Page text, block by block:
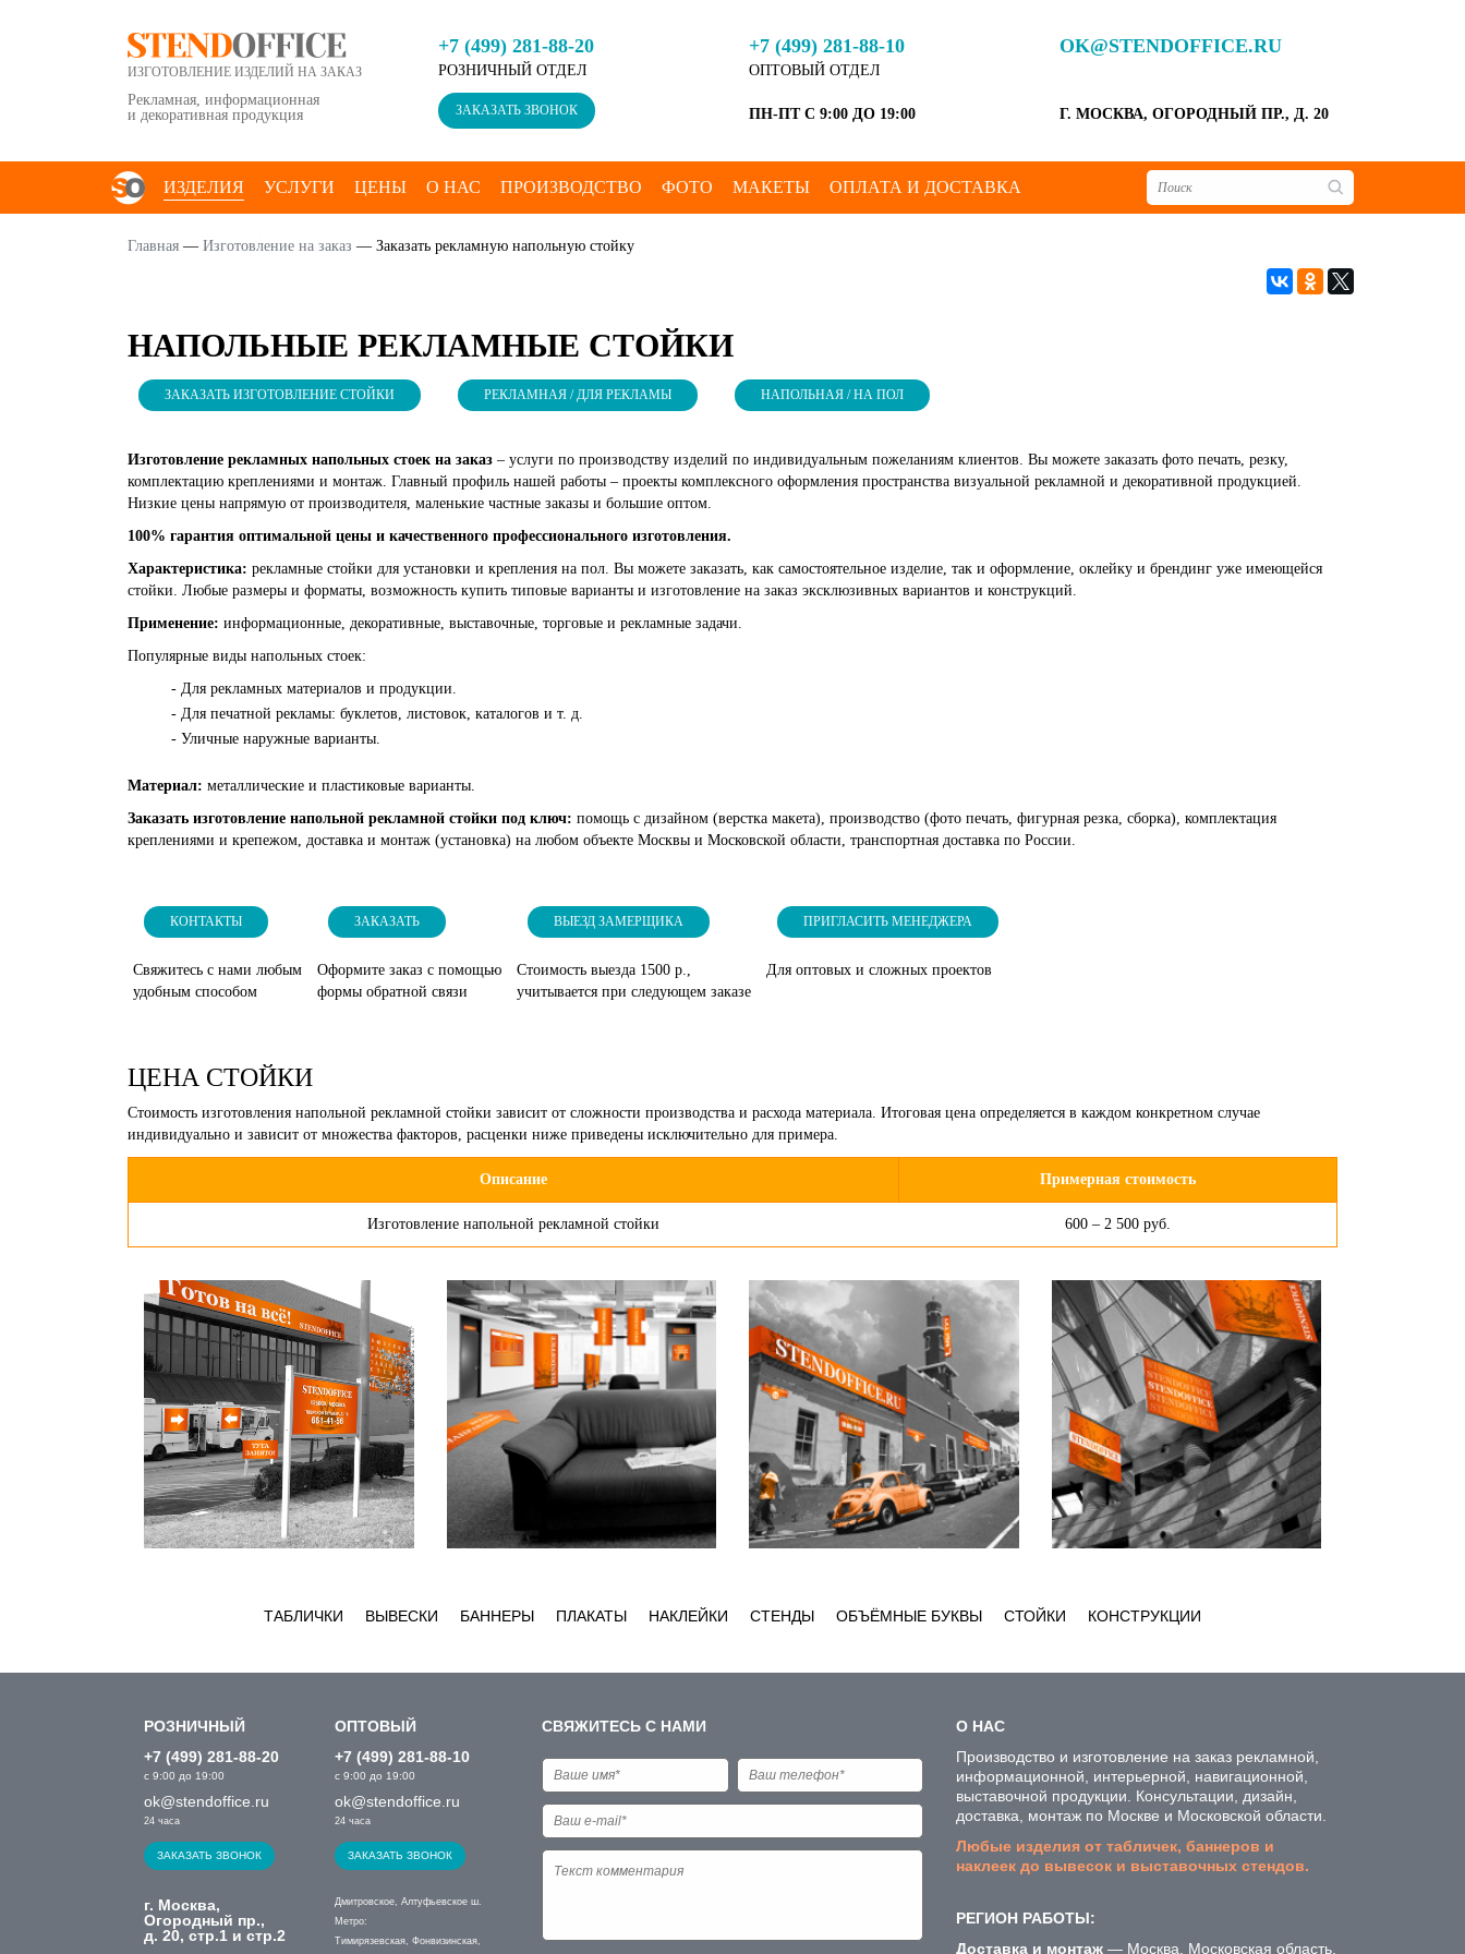
ИЗГОТОВЛЕНИЕ ИЗДЕЛИЙ НА ЗАКАЗ
Рекламная, информационная
и декоративная продукция
+7 (499) 281-88-20
РОЗНИЧНЫЙ ОТДЕЛ
ЗАКАЗАТЬ ЗВОНОК
+7 (499) 281-88-10
ОПТОВЫЙ ОТДЕЛ
ПН-ПТ С 9:00 ДО 19:00
OK@STENDOFFICE.RU
Г. МОСКВА, ОГОРОДНЫЙ ПР., Д. 20
ИЗДЕЛИЯ УСЛУГИ ЦЕНЫ О НАС ПРОИЗВОДСТВО ФОТО МАКЕТЫ ОПЛАТА И ДОСТАВКА
КОНТАКТЫ
Главная — Изготовление на заказ — Заказать рекламную напольную стойку
НАПОЛЬНЫЕ РЕКЛАМНЫЕ СТОЙКИ
ЗАКАЗАТЬ ИЗГОТОВЛЕНИЕ СТОЙКИ РЕКЛАМНАЯ / ДЛЯ РЕКЛАМЫ НАПОЛЬНАЯ / НА ПОЛ
Изготовление рекламных напольных стоек на заказ – услуги по производству изделий по индивидуальным пожеланиям клиентов. Вы можете заказать фото печать, резку,
комплектацию креплениями и монтаж. Главный профиль нашей работы – проекты комплексного оформления пространства визуальной рекламной и декоративной продукцией.
Низкие цены напрямую от производителя, маленькие частные заказы и большие оптом.
100% гарантия оптимальной цены и качественного профессионального изготовления.
Характеристика: рекламные стойки для установки и крепления на пол. Вы можете заказать, как самостоятельное изделие, так и оформление, оклейку и брендинг уже имеющейся
стойки. Любые размеры и форматы, возможность купить типовые варианты и изготовление на заказ эксклюзивных вариантов и конструкций.
Применение: информационные, декоративные, выставочные, торговые и рекламные задачи.
Популярные виды напольных стоек:
- Для рекламных материалов и продукции.
- Для печатной рекламы: буклетов, листовок, каталогов и т. д.
- Уличные наружные варианты.
Материал: металлические и пластиковые варианты.
Заказать изготовление напольной рекламной стойки под ключ: помощь с дизайном (верстка макета), производство (фото печать, фигурная резка, сборка), комплектация
креплениями и крепежом, доставка и монтаж (установка) на любом объекте Москвы и Московской области, транспортная доставка по России.
КОНТАКТЫ
Свяжитесь с нами любым
удобным способом
ЗАКАЗАТЬ
Оформите заказ с помощью
формы обратной связи
ВЫЕЗД ЗАМЕРЩИКА
Стоимость выезда 1500 р.,
учитывается при следующем заказе
ПРИГЛАСИТЬ МЕНЕДЖЕРА
Для оптовых и сложных проектов
ЦЕНА СТОЙКИ
Стоимость изготовления напольной рекламной стойки зависит от сложности производства и расхода материала. Итоговая цена определяется в каждом конкретном случае
индивидуально и зависит от множества факторов, расценки ниже приведены исключительно для примера.
Описание Примерная стоимость
Изготовление напольной рекламной стойки 600 – 2 500 руб.
ТАБЛИЧКИ ВЫВЕСКИ БАННЕРЫ ПЛАКАТЫ НАКЛЕЙКИ СТЕНДЫ ОБЪЁМНЫЕ БУКВЫ СТОЙКИ КОНСТРУКЦИИ
РОЗНИЧНЫЙ
+7 (499) 281-88-20
с 9:00 до 19:00
ok@stendoffice.ru
24 часа
ЗАКАЗАТЬ ЗВОНОК
ОПТОВЫЙ
+7 (499) 281-88-10
с 9:00 до 19:00
ok@stendoffice.ru
24 часа
ЗАКАЗАТЬ ЗВОНОК
г. Москва,
Огородный пр.,
д. 20, стр.1 и стр.2
Дмитровское, Алтуфьевское ш.
Метро:
Тимирязевская, Фонвизинская,
СВЯЖИТЕСЬ С НАМИ
О НАС
Производство и изготовление на заказ рекламной,
информационной, интерьерной, навигационной,
выставочной продукции. Консультации, дизайн,
доставка, монтаж по Москве и Московской области.
Любые изделия от табличек, баннеров и
наклеек до вывесок и выставочных стендов.
РЕГИОН РАБОТЫ:
Доставка и монтаж — Москва, Московская область.